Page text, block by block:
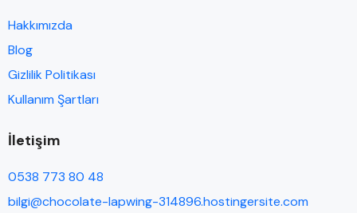
Hakkımızda
Blog
Gizlilik Politikası
Kullanım Şartları
İletişim
0538 773 80 48
bilgi@chocolate-lapwing-314896.hostingersite.com